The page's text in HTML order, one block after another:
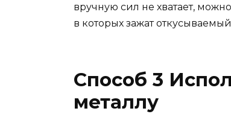
вручную сил не хватает,
в которых зажат
Способ 3
металлу